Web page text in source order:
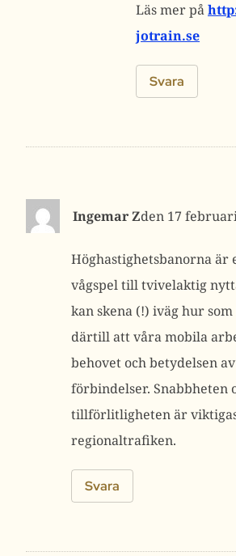
Läs mer på
jotrain.se
Svara
Ingemar Z 17
Höghastighetsbanorna är
vågspel till tvivelaktig
kan skena (!) iväg hur
därtill att våra mobila
behovet och betydelsen
förbindelser. Snabbheten
tillförlitligheten är
regionaltrafiken.
Svara